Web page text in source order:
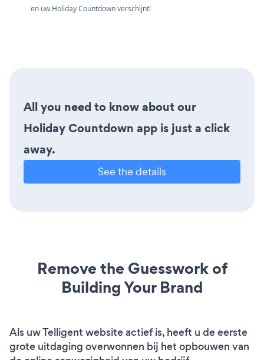
en uw Holiday Countdown verschijnt!
All you need to know about our
Holiday Countdown app is just a click
away.
See the details
Remove the Guesswork of
Building Your Brand
Als uw Telligent website actief is, heeft u de eerste
grote uitdaging overwonnen bij het opbouwen van